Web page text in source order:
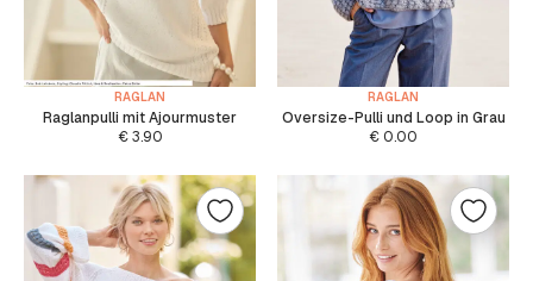
RAGLAN
Raglanpulli mit Ajourmuster
€3.90
RAGLAN
Oversize-Pulli und Loop in Grau
€ 0.00